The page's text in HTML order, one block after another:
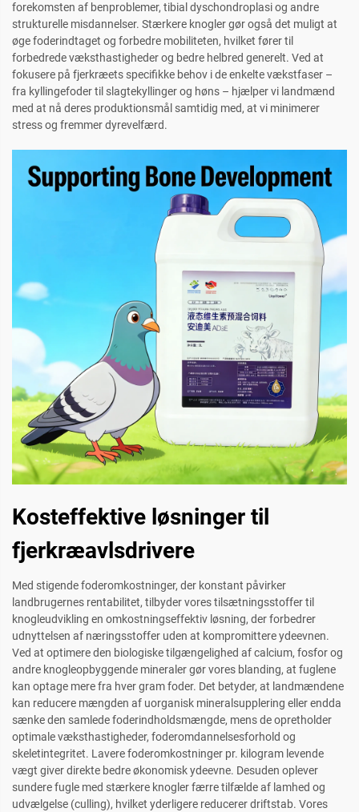
forekomsten af benproblemer, tibial dyschondroplasi og andre
strukturelle misdannelser. Stærkere knogler gør også det muligt at
øge foderindtaget og forbedre mobiliteten, hvilket fører til
forbedrede væksthastigheder og bedre helbred generelt. Ved at
fokusere på fjerkræets specifikke behov i de enkelte vækstfaser –
fra kyllingefoder til slagtekyllinger og høns – hjælper vi landmænd
med at nå deres produktionsmål samtidig med, at vi minimerer
stress og fremmer dyrevelfærd.
Kosteffektive løsninger til
fjerkræavlsdrivere
Med stigende foderomkostninger, der konstant påvirker
landbrugernes rentabilitet, tilbyder vores tilsætningsstoffer til
knogleudvikling en omkostningseffektiv løsning, der forbedrer
udnyttelsen af næringsstoffer uden at kompromittere ydeevnen.
Ved at optimere den biologiske tilgængelighed af calcium, fosfor og
andre knogleopbyggende mineraler gør vores blanding, at fuglene
kan optage mere fra hver gram foder. Det betyder, at landmændene
kan reducere mængden af uorganisk mineralsupplering eller endda
sænke den samlede foderindholdsmængde, mens de opretholder
optimale væksthastigheder, foderomdannelsesforhold og
skeletintegritet. Lavere foderomkostninger pr. kilogram levende
vægt giver direkte bedre økonomisk ydeevne. Desuden oplever
sundere fugle med stærkere knogler færre tilfælde af lamhed og
udvælgelse (culling), hvilket yderligere reducerer driftstab. Vores